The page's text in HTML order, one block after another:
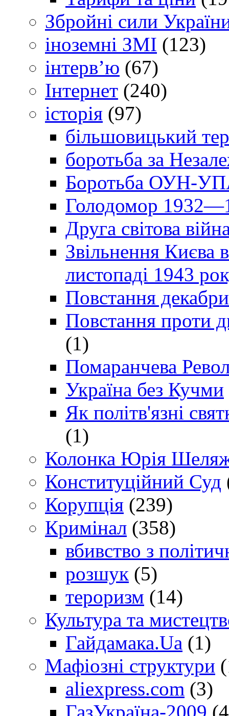
Збройні сили
іноземні ЗМІ (123)
інтерв’ю (67)
Інтернет (240)
історія (97)
більшовицький
боротьба за
Боротьба ОУН-УПА
Голодомор
Друга світова
Звільнення Києва
листопаді 1943
Повстання
Повстання проти
(1)
Помаранчева
Україна без Кучми
Як політв'язні
(1)
Колонка Юрія
Конституційний Суд
Корупція (239)
Кримінал (358)
вбивство з
розшук (5)
тероризм (14)
Культура та
Гайдамака.Ua (1)
Мафіозні структури
aliexpress.com (3)
ГазУкраїна-2009